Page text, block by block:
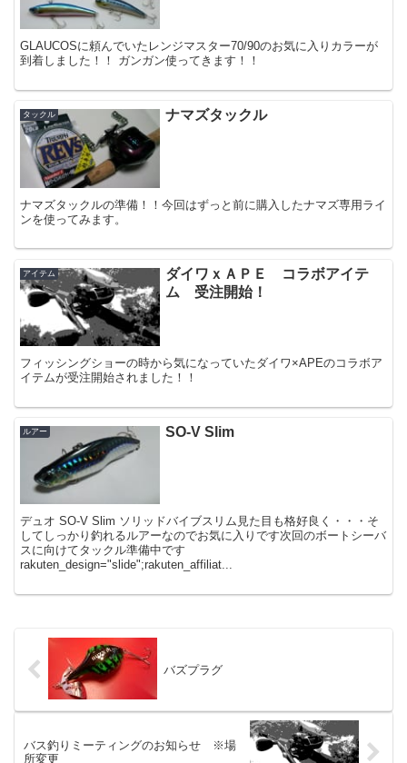
GLAUCOSに頼んでいたレンジマスター70/90のお気に入りカラーが
到着しました！！ ガンガン使ってきます！！
タックル ナマズタックル
ナマズタックルの準備！！今回はずっと前に購入したナマズ専用ライ
ンを使ってみます。
アイテム
ダイワｘＡＰＥ コラボアイテ
ム 受注開始！
フィッシングショーの時から気になっていたダイワ×APEのコラボア
イテムが受注開始されました！！
ルアー SO-V Slim
デュオ SO-V Slim ソリッドバイブスリム見た目も格好良く・・・そ
してしっかり釣れるルアーなのでお気に入りです次回のボートシーバ
スに向けてタックル準備中です
rakuten_design="slide";rakuten_affiliat...
バズプラグ
バス釣りミーティングのお知らせ ※場
所変更